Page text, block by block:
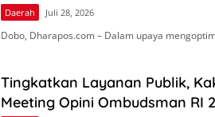
Daerah Juli 28, 2026
Dobo, Dharapos.com – Dalam upaya
Tingkatkan Layanan Publik,
Meeting Opini Ombudsman RI